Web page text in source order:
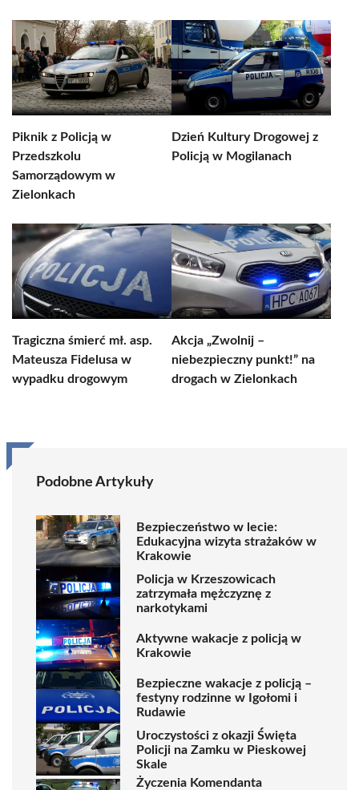
Piknik z Policją w
Przedszkolu
Samorządowym w
Zielonkach
Dzień Kultury Drogowej z
Policją w Mogilanach
Tragiczna śmierć mł. asp.
Mateusza Fidelusa w
wypadku drogowym
Akcja „Zwolnij –
niebezpieczny punkt!” na
drogach w Zielonkach
Podobne Artykuły
Bezpieczeństwo w lecie:
Edukacyjna wizyta strażaków w
Krakowie
Policja w Krzeszowicach
zatrzymała mężczyznę z
narkotykami
Aktywne wakacje z policją w
Krakowie
Bezpieczne wakacje z policją –
festyny rodzinne w Igołomi i
Rudawie
Uroczystości z okazji Święta
Policji na Zamku w Pieskowej
Skale
Życzenia Komendanta